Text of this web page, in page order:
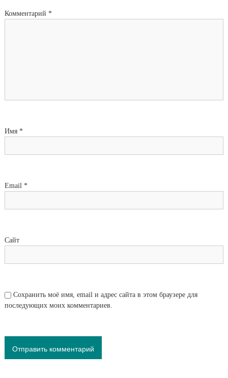
Комментарий *
Имя *
Email *
Сайт
Сохранить моё имя, email и адрес сайта в этом браузере для
последующих моих комментариев.